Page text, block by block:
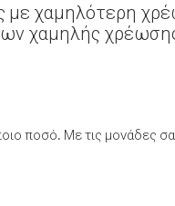
χαμηλότερη
χαμηλής
ποσό. Με τις μονάδες